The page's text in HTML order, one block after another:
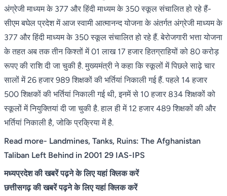
अंग्रेजी माध्यम के 377 और हिंदी माध्यम के 350 स्कूल संचालित हो रहे हैं-
सीएम बघेल प्रदेश में आज स्वामी आत्मानन्द योजना के अंतर्गत अंग्रेजी माध्यम के
377 और हिंदी माध्यम के 350 स्कूल संचालित हो रहे हैं. बेरोजगारी भत्ता योजना
के तहत अब तक तीन किश्तों में 01 लाख 17 हजार हितग्राहियों को 80 करोड़
रूपए की राशि दी जा चुकी है. मुख्यमंत्री ने कहा कि स्कूलों में पिछले साढ़े चार
सालों में 26 हजार 989 शिक्षकों की भर्तियां निकाली गई हैं. पहले 14 हजार
500 शिक्षकों की भर्तियां निकाली गई थी, इनमें से 10 हजार 834 शिक्षकों को
स्कूलों में नियुक्तियां दी जा चुकी है. हाल ही में 12 हजार 489 शिक्षकों की और
भर्तियां निकाली है, जोकि प्रक्रिया में है.
Read more- Landmines, Tanks, Ruins: The Afghanistan
Taliban Left Behind in 2001 29 IAS-IPS
मध्यप्रदेश की खबरें पढ़ने के लिए यहां क्लिक करें
छत्तीसगढ़ की खबरें पढ़ने के लिए यहां क्लिक करें